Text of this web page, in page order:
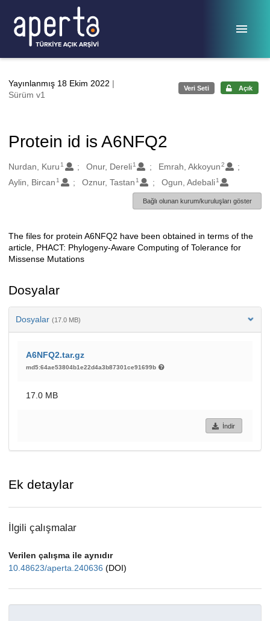
Yayınlanmış 18 Ekim 2022 |
Sürüm v1
Veri Seti Açık
Protein id is A6NFQ2
Oluşturanlar
Nurdan, Kuru 1 Onur, Dereli 1 Emrah, Akkoyun2
Aylin, Bircan 1 Oznur, Tastan 1 Ogun, Adebali 1
Bağlı olunan kurum/kuruluşları göster
Açıklama
The files for protein A6NFQ2 have been obtained in terms of the
article, PHACT: Phylogeny-Aware Computing of Tolerance for
Missense Mutations
Dosyalar
Dosyalar (17.0 MB)
A6NFQ2.tar.gz
md5:64ae53804b1e22d4a3b87301ce91699b
17.0 MB
İndir
Ek detaylar
İlgili çalışmalar
Verilen çalışma ile aynıdır
10.48623/aperta.240636 (DOI)